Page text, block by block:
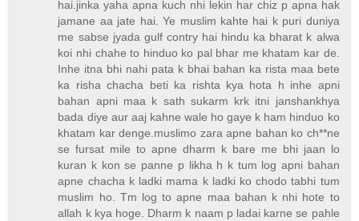
hai.jinka yaha apna kuch nhi lekin har chiz p apna hak
jamane aa jate hai. Ye muslim kahte hai k puri duniya
me sabse jyada gulf contry hai hindu ka bharat k alwa
koi nhi chahe to hinduo ko pal bhar me khatam kar de.
Inhe itna bhi nahi pata k bhai bahan ka rista maa bete
ka risha chacha beti ka rishta kya hota h inhe apni
bahan apni maa k sath sukarm krk itni janshankhya
bada diye aur aaj kahne wale ho gaye k ham hinduo ko
khatam kar denge.muslimo zara apne bahan ko ch**ne
se fursat mile to apne dharm k bare me bhi jaan lo
kuran k kon se panne p likha h k tum log apni bahan
apne chacha k ladki mama k ladki ko chodo tabhi tum
muslim ho. Tm log to apne maa bahan k nhi hote to
allah k kya hoge. Dharm k naam p ladai karne se pahle